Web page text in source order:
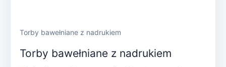
Torby bawełniane z nadrukiem
Torby bawełniane z nadrukiem